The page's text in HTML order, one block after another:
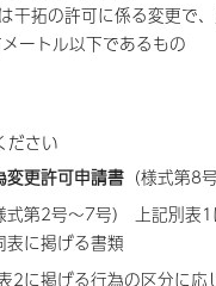
干拓の許可に係る変更で
ートル以下であるもの
ださい
変更許可申請書 （様式第8
式第2号～7号） 上記別表
表に掲げる書類
2に掲げる行為の区分に応